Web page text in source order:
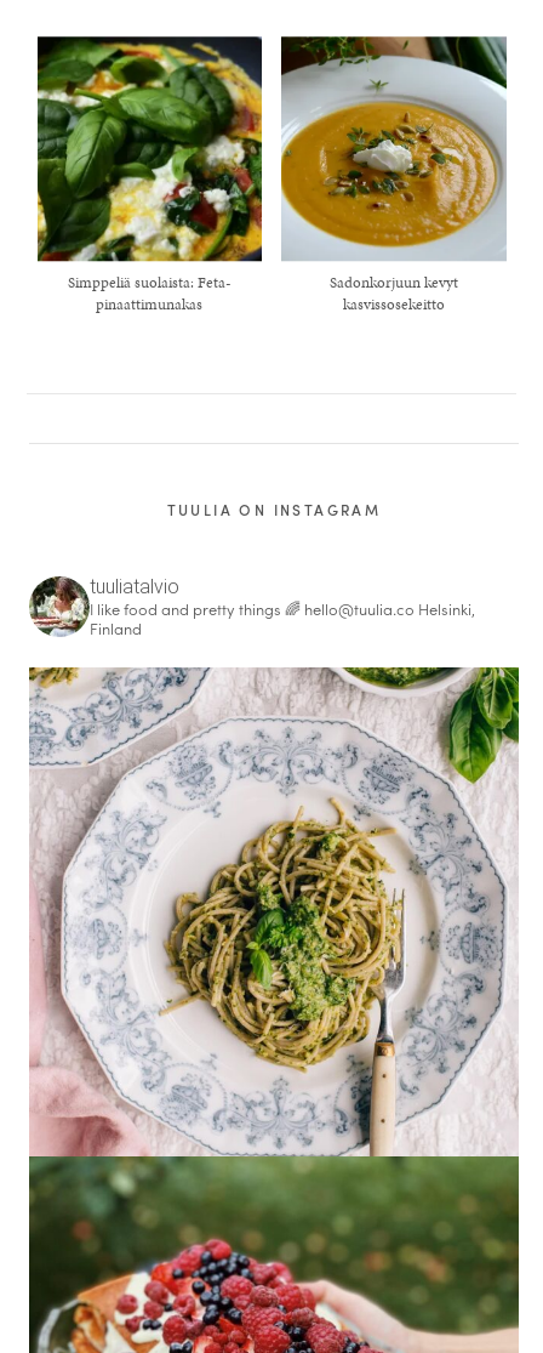
Simppeliä suolaista: Feta-
pinaattimunakas
Sadonkorjuun kevyt
kasvissosekeitto
TUULIA ON INSTAGRAM
tuuliatalvio
I like food and pretty things 🌈 hello@tuulia.co Helsinki,
Finland